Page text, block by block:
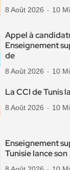
8 Août 2026 10
Appel à
Enseignement
de
8 Août 2026 10
La CCI de Tunis
8 Août 2026 10
Enseignement
Tunisie lance son